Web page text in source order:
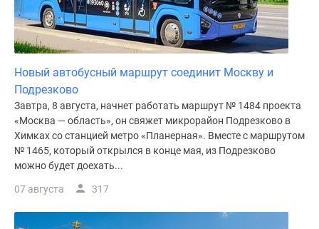
Новый автобусный маршрут соединит Москву и
Подрезково
Завтра, 8 августа, начнет работать маршрут № 1484 проекта
«Москва — область», он свяжет микрорайон Подрезково в
Химках со станцией метро «Планерная». Вместе с маршрутом
№ 1465, который открылся в конце мая, из Подрезково
можно будет доехать...
07 августа 317